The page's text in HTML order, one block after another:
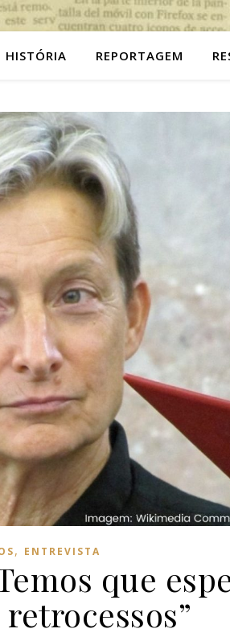
HISTÓRIA REPORTAGEM
, ENTREVISTA
que